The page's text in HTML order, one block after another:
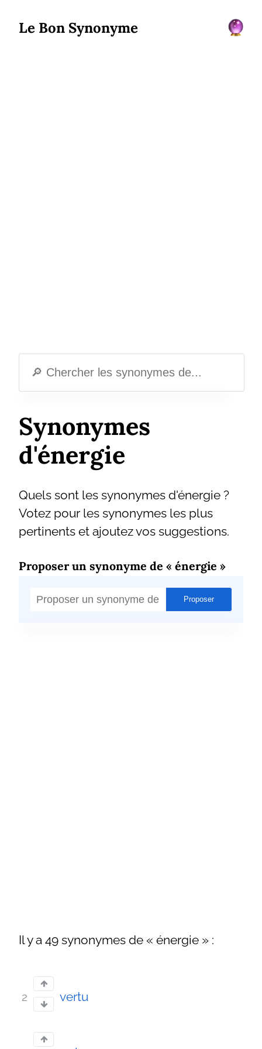
Le Bon Synonyme
Synonymes
d'énergie
Quels sont les synonymes d'énergie ?
Votez pour les synonymes les plus
pertinents et ajoutez vos suggestions.
Proposer un synonyme de « énergie »
Il y a 49 synonymes de « énergie » :
2 vertu